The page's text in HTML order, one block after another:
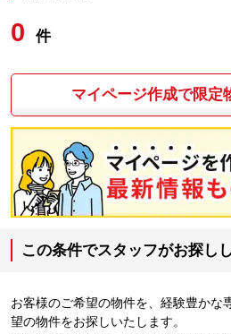
0 件
マイページ作成で限定
この条件でスタッフがお探し
お客様のご希望の物件を、経験豊かな
望の物件をお探しいたします。